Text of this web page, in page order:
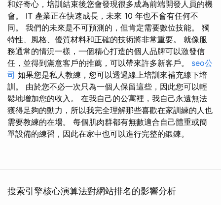
和好奇心，培訓結束後您會發現很多成為前端開發人員的機
會。 IT 產業正在快速成長，未來 10 年也不會有任何不
同。 我們的未來是不可預測的，但肯定需要數位技能。 獨
特性、風格、優質材料和正確的技術將非常重要。 就像服
務通常的情況一樣，一個精心打造的個人品牌可以激發信
任，並得到滿意客戶的推薦，可以帶來許多新客戶。 seo公
司 如果您是私人教練，您可以透過線上培訓來補充線下培
訓。 由於您不必一次只為一個人保留這些，因此您可以輕
鬆地增加您的收入。 在我自己的公寓裡，我自己永遠無法
獲得足夠的動力，所以我完全理解那些喜歡在家訓練的人也
需要教練的在場。 每個肌肉群都有無數適合自己體重或簡
單設備的練習，因此在家中也可以進行完整的鍛鍊。
搜索引擎核心演算法對網站排名的影響分析